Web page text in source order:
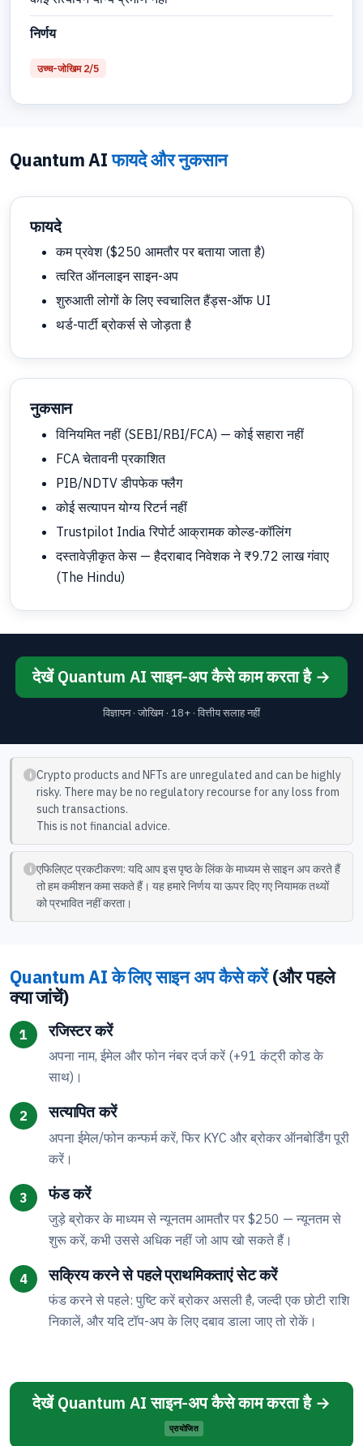
निर्णय
उच्च-जोखिम 2/5
Quantum AIफायदे और नुकसान
फायदे
कम प्रवेश ($250 आमतौर पर बताया जाता है)
त्वरित ऑनलाइन साइन-अप
शुरुआती लोगों के लिए स्वचालित हैंड्स-ऑफ UI
थर्ड-पार्टी ब्रोकर्स से जोड़ता है
नुकसान
विनियमित नहीं (SEBI/RBI/FCA) — कोई सहारा नहीं
FCA चेतावनी प्रकाशित
PIB/NDTV डीपफेक फ्लैग
कोई सत्यापन योग्य रिटर्न नहीं
Trustpilot India रिपोर्ट आक्रामक कोल्ड-कॉलिंग
दस्तावेज़ीकृत केस — हैदराबाद निवेशक ने ₹9.72 लाख गंवाए
(The Hindu)
देखें Quantum AI साइन-अप कैसे काम करता है →
विज्ञापन · जोखिम · 18+ · वित्तीय सलाह नहीं
Crypto products and NFTs are unregulated and can be highly
risky. There may be no regulatory recourse for any loss from
such transactions.
This is not financial advice.
एफिलिएट प्रकटीकरण: यदि आप इस पृष्ठ के लिंक के माध्यम से साइन अप करते हैं
तो हम कमीशन कमा सकते हैं। यह हमारे निर्णय या ऊपर दिए गए नियामक तथ्यों
को प्रभावित नहीं करता।
Quantum AI के लिए साइन अप कैसे करें(और पहले
क्या जांचें)
रजिस्टर करें
अपना नाम, ईमेल और फोन नंबर दर्ज करें (+91 कंट्री कोड के
साथ)।
सत्यापित करें
अपना ईमेल/फोन कन्फर्म करें, फिर KYC और ब्रोकर ऑनबोर्डिंग पूरी
करें।
फंड करें
जुड़े ब्रोकर के माध्यम से न्यूनतम आमतौर पर $250 — न्यूनतम से
शुरू करें, कभी उससे अधिक नहीं जो आप खो सकते हैं।
सक्रिय करने से पहले प्राथमिकताएं सेट करें
फंड करने से पहले: पुष्टि करें ब्रोकर असली है, जल्दी एक छोटी राशि
निकालें, और यदि टॉप-अप के लिए दबाव डाला जाए तो रोकें।
देखें Quantum AI साइन-अप कैसे काम करता है →
प्रायोजित